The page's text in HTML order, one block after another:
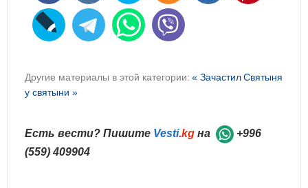
Другие материалы в этой категории: « ЗачастилСвятыня
у святыни »
Есть вести? Пишите Vesti.kg на
+996
(559) 409904